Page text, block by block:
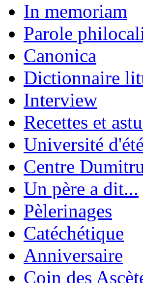
In memoriam
Parole
Canonica
Dictionnaire
Interview
Recettes et
Université d'été
Centre
Un père a dit...
Pèlerinages
Catéchétique
Anniversaire
Coin des